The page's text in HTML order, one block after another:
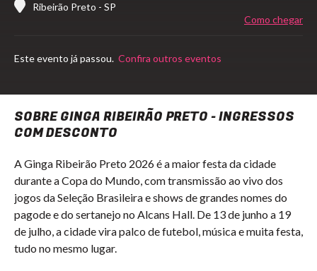
Ribeirão Preto - SP
Como chegar
Este evento já passou. Confira outros eventos
SOBRE GINGA RIBEIRÃO PRETO - INGRESSOS
COM DESCONTO
A Ginga Ribeirão Preto 2026 é a maior festa da cidade
durante a Copa do Mundo, com transmissão ao vivo dos
jogos da Seleção Brasileira e shows de grandes nomes do
pagode e do sertanejo no Alcans Hall. De 13 de junho a 19
de julho, a cidade vira palco de futebol, música e muita festa,
tudo no mesmo lugar.